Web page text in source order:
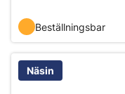
Beställningsbar
Näsin